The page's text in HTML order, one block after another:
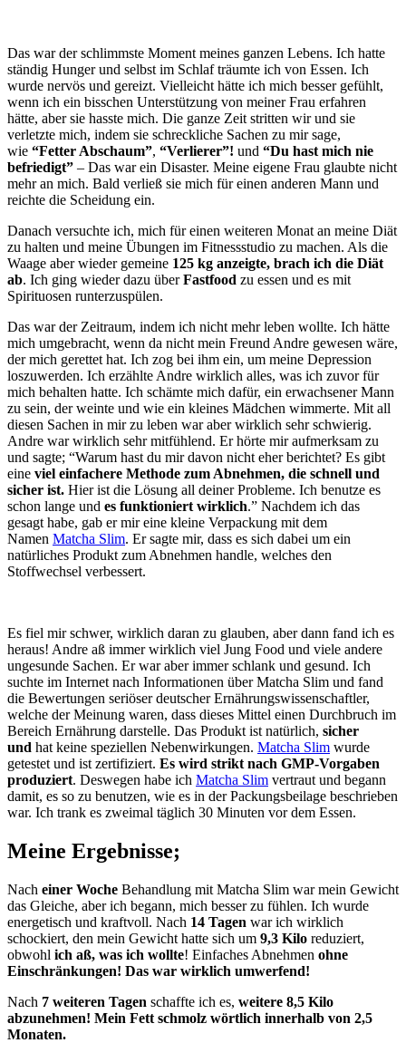
Das war der schlimmste Moment meines ganzen Lebens. Ich hatte
ständig Hunger und selbst im Schlaf träumte ich von Essen. Ich
wurde nervös und gereizt. Vielleicht hätte ich mich besser gefühlt,
wenn ich ein bisschen Unterstützung von meiner Frau erfahren
hätte, aber sie hasste mich. Die ganze Zeit stritten wir und sie
verletzte mich, indem sie schreckliche Sachen zu mir sage,
wie “Fetter Abschaum”, “Verlierer”! und “Du hast mich nie
befriedigt” – Das war ein Disaster. Meine eigene Frau glaubte nicht
mehr an mich. Bald verließ sie mich für einen anderen Mann und
reichte die Scheidung ein.
Danach versuchte ich, mich für einen weiteren Monat an meine Diät
zu halten und meine Übungen im Fitnessstudio zu machen. Als die
Waage aber wieder gemeine 125 kg anzeigte, brach ich die Diät
ab. Ich ging wieder dazu überFastfood zu essen und es mit
Spirituosen runterzuspülen.
Das war der Zeitraum, indem ich nicht mehr leben wollte. Ich hätte
mich umgebracht, wenn da nicht mein Freund Andre gewesen wäre,
der mich gerettet hat. Ich zog bei ihm ein, um meine Depression
loszuwerden. Ich erzählte Andre wirklich alles, was ich zuvor für
mich behalten hatte. Ich schämte mich dafür, ein erwachsener Mann
zu sein, der weinte und wie ein kleines Mädchen wimmerte. Mit all
diesen Sachen in mir zu leben war aber wirklich sehr schwierig.
Andre war wirklich sehr mitfühlend. Er hörte mir aufmerksam zu
und sagte; “Warum hast du mir davon nicht eher berichtet? Es gibt
eine viel einfachere Methode zum Abnehmen, die schnell und
sicher ist. Hier ist die Lösung all deiner Probleme. Ich benutze es
schon lange und es funktioniert wirklich.” Nachdem ich das
gesagt habe, gab er mir eine kleine Verpackung mit dem
Namen Matcha Slim. Er sagte mir, dass es sich dabei um ein
natürliches Produkt zum Abnehmen handle, welches den
Stoffwechsel verbessert.
Es fiel mir schwer, wirklich daran zu glauben, aber dann fand ich es
heraus! Andre aß immer wirklich viel Jung Food und viele andere
ungesunde Sachen. Er war aber immer schlank und gesund. Ich
suchte im Internet nach Informationen über Matcha Slim und fand
die Bewertungen seriöser deutscher Ernährungswissenschaftler,
welche der Meinung waren, dass dieses Mittel einen Durchbruch im
Bereich Ernährung darstelle. Das Produkt ist natürlich, sicher
und hat keine speziellen Nebenwirkungen. Matcha Slim wurde
getestet und ist zertifiziert. Es wird strikt nach GMP-Vorgaben
produziert. Deswegen habe ich Matcha Slim vertraut und begann
damit, es so zu benutzen, wie es in der Packungsbeilage beschrieben
war. Ich trank es zweimal täglich 30 Minuten vor dem Essen.
Meine Ergebnisse;
Nach einer Woche Behandlung mit Matcha Slim war mein Gewicht
das Gleiche, aber ich begann, mich besser zu fühlen. Ich wurde
energetisch und kraftvoll. Nach 14 Tagen war ich wirklich
schockiert, den mein Gewicht hatte sich um 9,3 Kilo reduziert,
obwohl ich aß, was ich wollte! Einfaches Abnehmen ohne
Einschränkungen! Das war wirklich umwerfend!
Nach 7 weiteren Tagen schaffte ich es, weitere 8,5 Kilo
abzunehmen! Mein Fett schmolz wörtlich innerhalb von 2,5
Monaten.